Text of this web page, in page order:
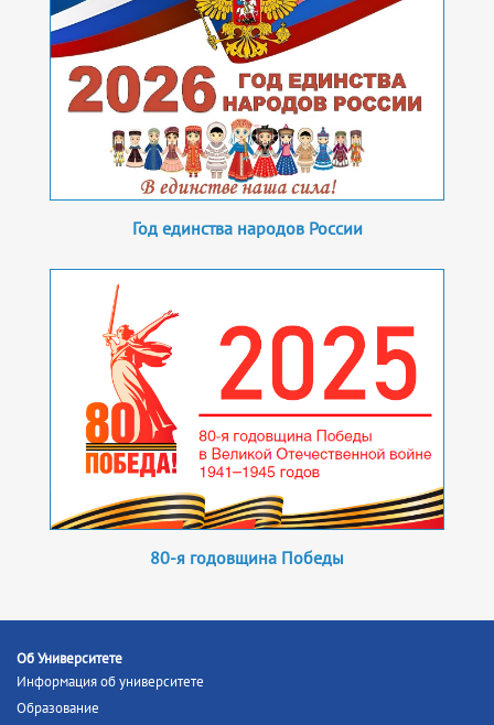
Год единства народов России
80-я годовщина Победы
Об Университете
Информация об университете
Образование